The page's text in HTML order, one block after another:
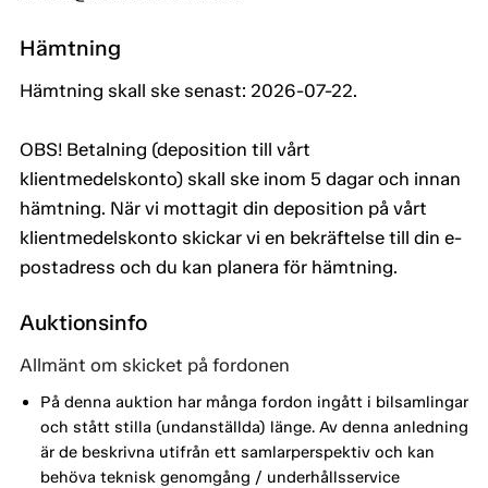
Hämtning
Hämtning skall ske senast: 2026-07-22.
OBS! Betalning (deposition till vårt
klientmedelskonto) skall ske inom 5 dagar och innan
hämtning. När vi mottagit din deposition på vårt
klientmedelskonto skickar vi en bekräftelse till din e-
postadress och du kan planera för hämtning.
Auktionsinfo
Allmänt om skicket på fordonen
På denna auktion har många fordon ingått i bilsamlingar
och stått stilla (undanställda) länge. Av denna anledning
är de beskrivna utifrån ett samlarperspektiv och kan
behöva teknisk genomgång / underhållsservice